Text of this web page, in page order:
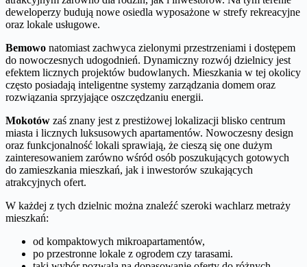
deweloperzy budują nowe osiedla wyposażone w strefy rekreacyjne
oraz lokale usługowe.
Bemowo natomiast zachwyca zielonymi przestrzeniami i dostępem
do nowoczesnych udogodnień. Dynamiczny rozwój dzielnicy jest
efektem licznych projektów budowlanych. Mieszkania w tej okolicy
często posiadają inteligentne systemy zarządzania domem oraz
rozwiązania sprzyjające oszczędzaniu energii.
Mokotów zaś znany jest z prestiżowej lokalizacji blisko centrum
miasta i licznych luksusowych apartamentów. Nowoczesny design
oraz funkcjonalność lokali sprawiają, że cieszą się one dużym
zainteresowaniem zarówno wśród osób poszukujących gotowych
do zamieszkania mieszkań, jak i inwestorów szukających
atrakcyjnych ofert.
W każdej z tych dzielnic można znaleźć szeroki wachlarz metraży
mieszkań:
od kompaktowych mikroapartamentów,
po przestronne lokale z ogrodem czy tarasami.